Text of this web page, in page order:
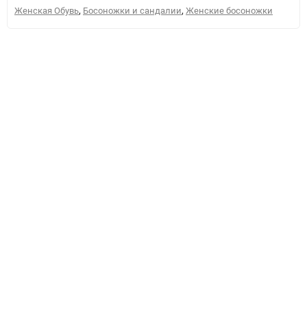
Женская Обувь, Босоножки и сандалии, Женские босоножки